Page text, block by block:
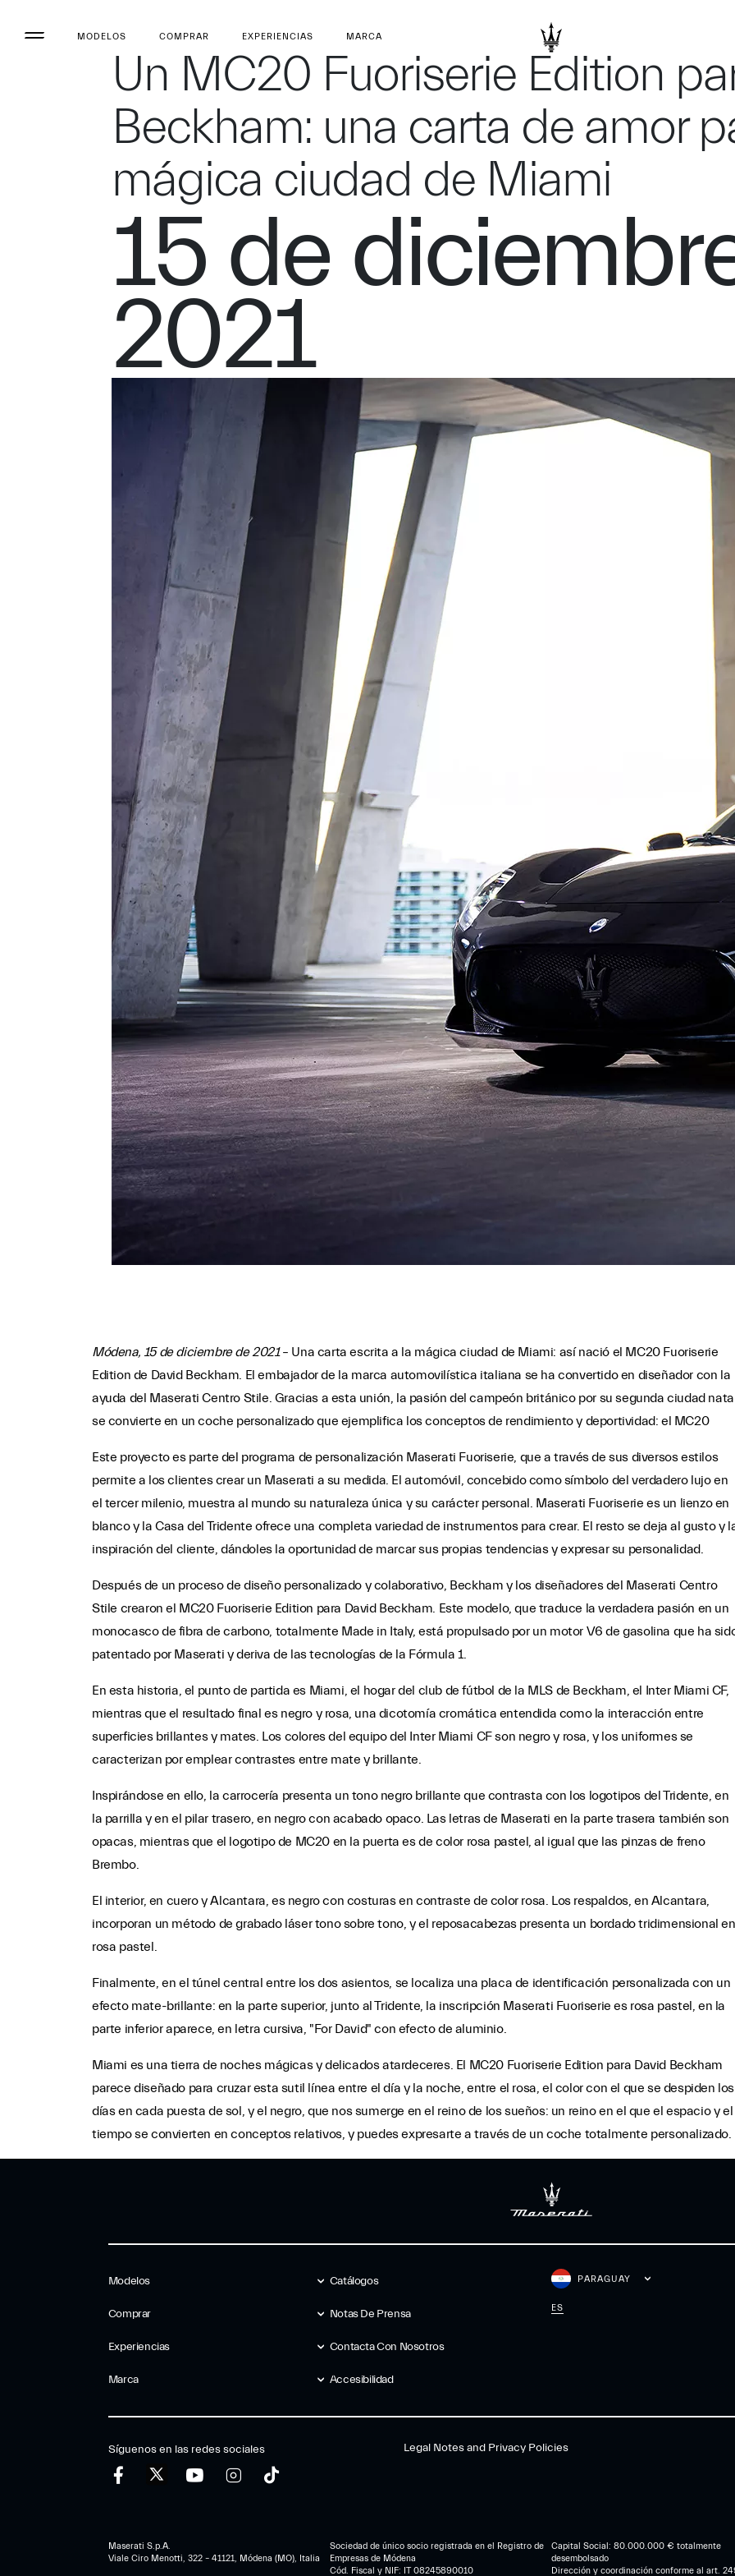
MODELOS COMPRAR EXPERIENCIAS MARCA
Un MC20 Fuoriserie Edition
Beckham: una carta de amor
mágica ciudad de Miami
15 de
2021
Módena, 15 de diciembre de 2021– Una carta escrita a la mágica ciudad de Miami: así nació el MC20 Fuoriserie
Edition de David Beckham. El embajador de la marca automovilística italiana se ha convertido en diseñador con la
ayuda del Maserati Centro Stile. Gracias a esta unión, la pasión del campeón británico por su segunda ciudad
se convierte en un coche personalizado que ejemplifica los conceptos de rendimiento y deportividad: el MC20
Este proyecto es parte del programa de personalización Maserati Fuoriserie, que a través de sus diversos estilos
permite a los clientes crear un Maserati a su medida. El automóvil, concebido como símbolo del verdadero lujo en
el tercer milenio, muestra al mundo su naturaleza única y su carácter personal. Maserati Fuoriserie es un lienzo en
blanco y la Casa del Tridente ofrece una completa variedad de instrumentos para crear. El resto se deja al gusto y
inspiración del cliente, dándoles la oportunidad de marcar sus propias tendencias y expresar su personalidad.
Después de un proceso de diseño personalizado y colaborativo, Beckham y los diseñadores del Maserati Centro
Stile crearon el MC20 Fuoriserie Edition para David Beckham. Este modelo, que traduce la verdadera pasión en un
monocasco de fibra de carbono, totalmente Made in Italy, está propulsado por un motor V6 de gasolina que ha
patentado por Maserati y deriva de las tecnologías de la Fórmula 1.
En esta historia, el punto de partida es Miami, el hogar del club de fútbol de la MLS de Beckham, el Inter Miami CF,
mientras que el resultado final es negro y rosa, una dicotomía cromática entendida como la interacción entre
superficies brillantes y mates. Los colores del equipo del Inter Miami CF son negro y rosa, y los uniformes se
caracterizan por emplear contrastes entre mate y brillante.
Inspirándose en ello, la carrocería presenta un tono negro brillante que contrasta con los logotipos del Tridente, en
la parrilla y en el pilar trasero, en negro con acabado opaco. Las letras de Maserati en la parte trasera también son
opacas, mientras que el logotipo de MC20 en la puerta es de color rosa pastel, al igual que las pinzas de freno
Brembo.
El interior, en cuero y Alcantara, es negro con costuras en contraste de color rosa. Los respaldos, en Alcantara,
incorporan un método de grabado láser tono sobre tono, y el reposacabezas presenta un bordado tridimensional en
rosa pastel.
Finalmente, en el túnel central entre los dos asientos, se localiza una placa de identificación personalizada con un
efecto mate-brillante: en la parte superior, junto al Tridente, la inscripción Maserati Fuoriserie es rosa pastel, en la
parte inferior aparece, en letra cursiva, "For David" con efecto de aluminio.
Miami es una tierra de noches mágicas y delicados atardeceres. El MC20 Fuoriserie Edition para David Beckham
parece diseñado para cruzar esta sutil línea entre el día y la noche, entre el rosa, el color con el que se despiden los
días en cada puesta de sol, y el negro, que nos sumerge en el reino de los sueños: un reino en el que el espacio y el
tiempo se convierten en conceptos relativos, y puedes expresarte a través de un coche totalmente personalizado.
Modelos
Comprar
Experiencias
Marca
Catálogos
Notas De Prensa
Contacta Con Nosotros
Accesibilidad
PARAGUAY
ES
Síguenos en las redes sociales Legal Notes and Privacy Policies
Maserati S.p.A.
Viale Ciro Menotti, 322 – 41121, Módena (MO), Italia
Sociedad de único socio registrada en el Registro de
Empresas de Módena
Cód. Fiscal y NIF: IT 08245890010
Capital Social: 80.000.000 € totalmente
desembolsado
Dirección y coordinación conforme al art.